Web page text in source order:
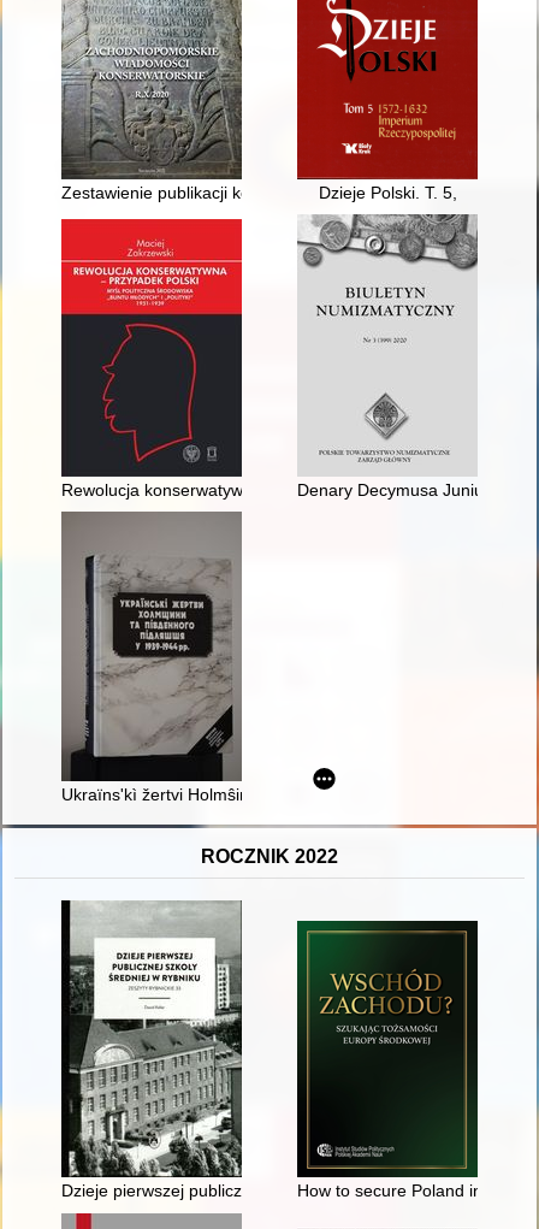
Zestawienie publikacji konserwatorskich i pokrewnych (wybór)
Dzieje Polski. T. 5,
Rewolucja konserwatywna - przypadek Polski : myśl
Denary Decymusa Juniusza
Ukraïns'kì žertvi Holmŝini ta pìvdennogo Pìdlâššâ u 1939-
ROCZNIK 2022
Dzieje pierwszej publicznej szkoły średniej w Rybniku
How to secure Poland in the